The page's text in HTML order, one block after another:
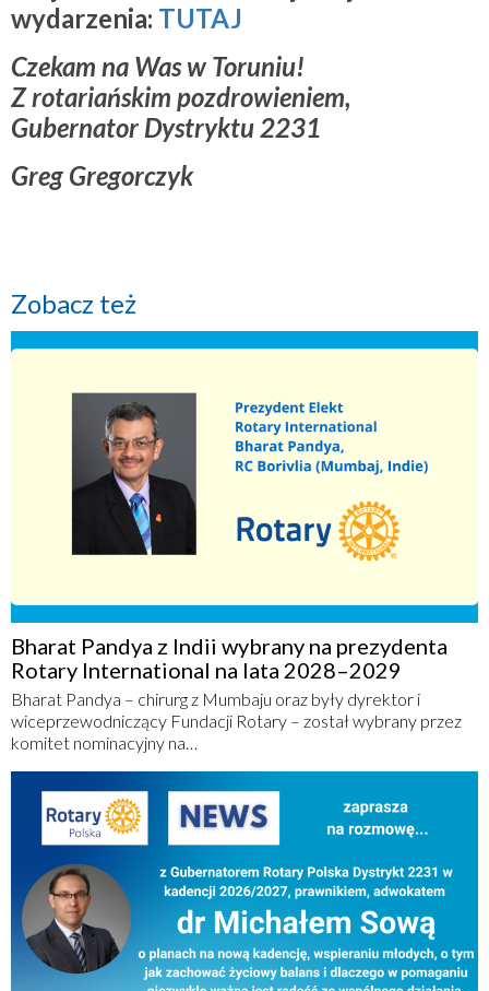
wydarzenia: TUTAJ
Czekam na Was w Toruniu!
Z rotariańskim pozdrowieniem,
Gubernator Dystryktu 2231
Greg Gregorczyk
Zobacz też
Bharat Pandya z Indii wybrany na prezydenta
Rotary International na lata 2028–2029
Bharat Pandya – chirurg z Mumbaju oraz były dyrektor i
wiceprzewodniczący Fundacji Rotary – został wybrany przez
komitet nominacyjny na…